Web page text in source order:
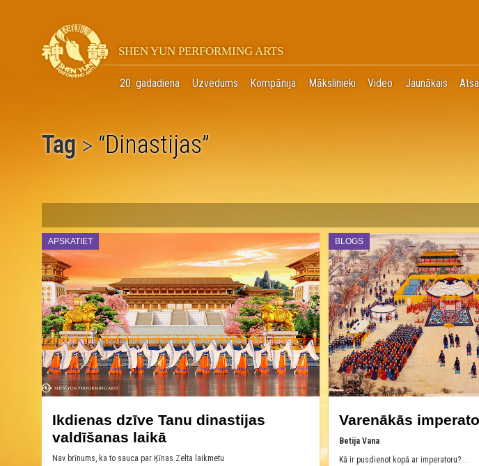
SHEN YUN PERFORMING ARTS
20. gadadiena Uzvedums Kompānija Mākslinieki Video Jaunākais
Tag>“Dinastijas”
APSKATIET
Ikdienas dzīve Tanu dinastijas
valdīšanas laikā
Nav brīnums, ka to sauca par Ķīnas Zelta laikmetu
BLOGS
Varenākās
Betija Vana
Kā ir pusdienot kopā ar imperatoru?...